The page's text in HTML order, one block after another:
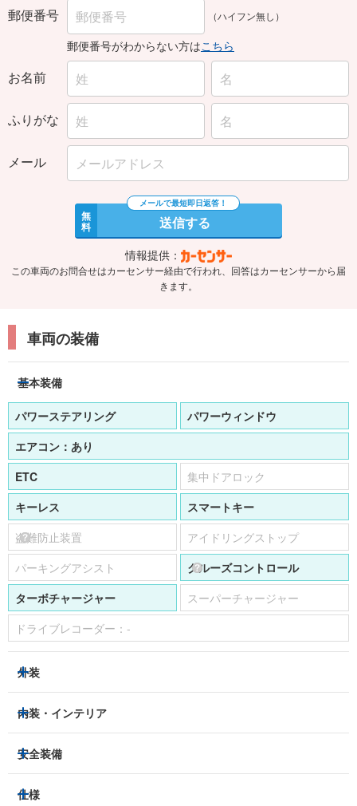
郵便番号 （ハイフン無し）
郵便番号がわからない方はこちら
お名前
ふりがな
メール
無
料 送信する
情報提供：
この車両のお問合せはカーセンサー経由で行われ、回答はカーセンサーから届
きます。
車両の装備
基本装備
パワーステアリング
パワーウィンドウ
エアコン： あり
ETC
集中ドアロック
キーレス
スマートキー
盗難防止装置
アイドリングストップ
パーキングアシスト
クルーズコントロール
ターボチャージャー
スーパーチャージャー
ドライブレコーダー： -
外装
LEDヘッドライト
アルミホイール：-
サンルーフ/ガラスルーフ
内装・インテリア
3列シート
ベンチシート
パワーシート
安全装備
トラクションコントロール
仕様